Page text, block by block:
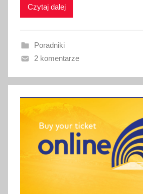
a
n
2
s
t
Czytaj dalej
Poradniki
2 komentarze